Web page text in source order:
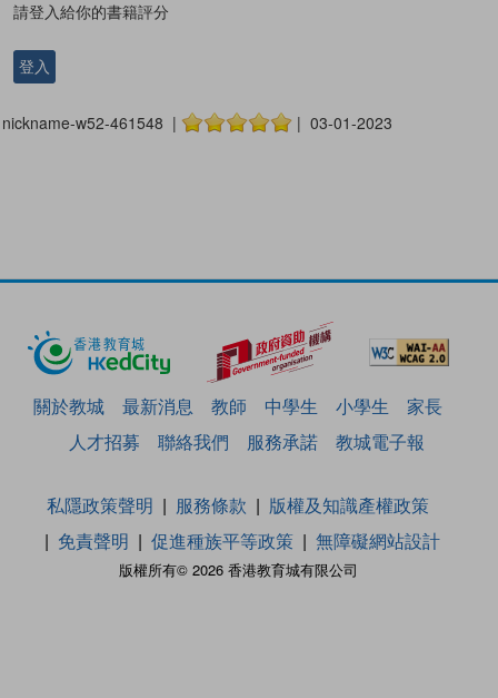
請登入給你的書籍評分
登入
nickname-w52-461548 | | 03-01-2023
關於教城 最新消息 教師 中學生 小學生
家長
人才招募
聯絡我們 服務承諾 教城電子報
版權所有© 2026 香港教育城有限公司
私隱政策聲明 服務條款
版權及知識產權政策
免責聲明
促進種族平等政策 無障礙網站設計